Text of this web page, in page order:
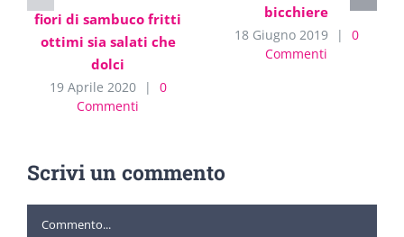
fiori di sambuco fritti
ottimi sia salati che
dolci
19 Aprile 2020 |
0
Commenti
bicchiere
18 Giugno 2019 |
0
Commenti
Scrivi un commento
Commento